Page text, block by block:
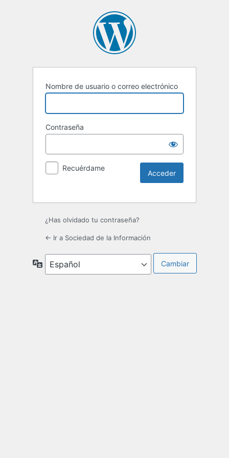
Nombre de usuario o correo electrónico
Contraseña
Recuérdame
¿Has olvidado tu contraseña?
← Ir a Sociedad de la Información
Idioma